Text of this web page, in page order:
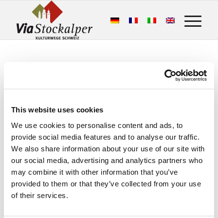
This website uses cookies
We use cookies to personalise content and ads, to
provide social media features and to analyse our traffic.
We also share information about your use of our site with
our social media, advertising and analytics partners who
may combine it with other information that you’ve
provided to them or that they’ve collected from your use
of their services.
This is what the hiking guests say:
Stockalperweg
50 Google Bewertungen
Eine Bewertung schreiben